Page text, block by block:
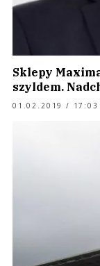
Sklepy
szyldem.
01.02.2019 / 17:03